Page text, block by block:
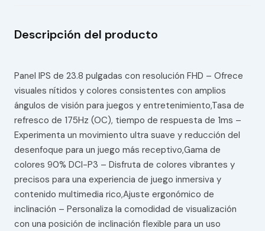
Descripción del producto
Panel IPS de 23.8 pulgadas con resolución FHD – Ofrece
visuales nítidos y colores consistentes con amplios
ángulos de visión para juegos y entretenimiento,Tasa de
refresco de 175Hz (OC), tiempo de respuesta de 1ms –
Experimenta un movimiento ultra suave y reducción del
desenfoque para un juego más receptivo,Gama de
colores 90% DCI-P3 – Disfruta de colores vibrantes y
precisos para una experiencia de juego inmersiva y
contenido multimedia rico,Ajuste ergonómico de
inclinación – Personaliza la comodidad de visualización
con una posición de inclinación flexible para un uso